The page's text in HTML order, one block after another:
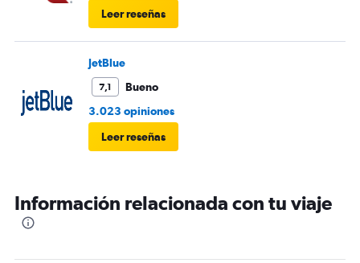
Leer reseñas
JetBlue
7,1
Bueno
3.023 opiniones
Leer reseñas
Información relacionada con tu viaje